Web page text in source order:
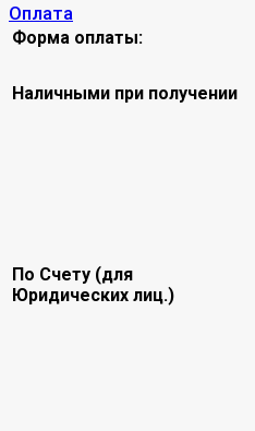
Оплата
Форма оплаты:
Наличными при получении
По Счету (для
Юридических лиц.)